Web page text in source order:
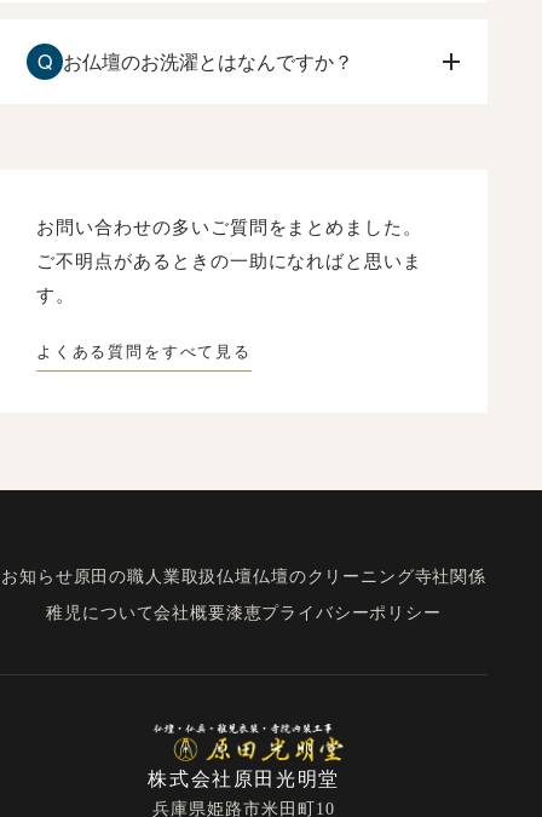
す。
Q お仏壇のお洗濯とはなんですか？
新品同様にもとの姿にもどすことです。
お問い合わせの多いご質問をまとめました。
ご不明点があるときの一助になればと思いま
す。
よくある質問をすべて見る
お知らせ原田の職人業取扱仏壇仏壇のクリーニング寺社関係
稚児について会社概要漆恵プライバシーポリシー
株式会社原田光明堂
兵庫県姫路市米田町10